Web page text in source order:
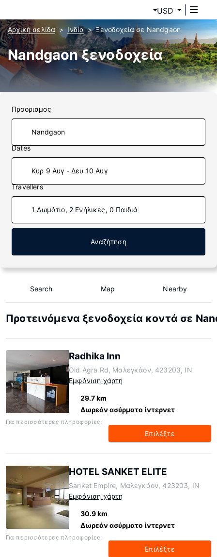
USD
Αρχική σελίδα Ινδία Ξενοδοχεία σε Nandgaon
Nandgaon ξενοδοχεία
Προορισμος
Dates
Κυρ 9 Αυγ - Δευ 10 Αυγ
Travellers
1 Δωμάτιο, 2 Ενήλικες, 0 Παιδιά
Αναζήτηση
Search Map Nearby
Προτεινόμενα ξενοδοχεία κοντά σε
Radhika Inn
Old Agra Rd, Μαλεγκάον, 423203, IN
Εμφάνιση χάρτη
29.7 km
Δωρεάν ασύρματο ίντερνετ
Για περισσότερες πληροφορίες:
Επιλέξτε
HOTEL SANKET ELITE
Sanket Empire, Μαλεγκάον, 423203, IN
Εμφάνιση χάρτη
30.9 km
Δωρεάν ασύρματο ίντερνετ
Για περισσότερες πληροφορίες:
Επιλέξτε